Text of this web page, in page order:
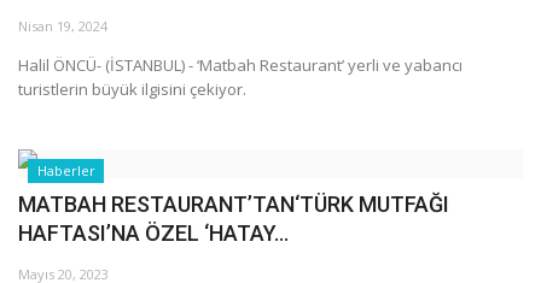
Nisan 19, 2024
Halil ÖNCÜ- (İSTANBUL) - ‘Matbah Restaurant’ yerli ve yabancı
turistlerin büyük ilgisini çekiyor.
Haberler
MATBAH RESTAURANT’TAN‘TÜRK MUTFAĞI
HAFTASI’NA ÖZEL ‘HATAY...
Mayıs 20, 2023